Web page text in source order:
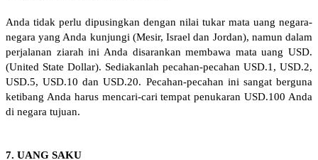
Anda tidak perlu dipusingkan dengan nilai tukar mata uang negara-
negara yang Anda kunjungi (Mesir, Israel dan Jordan), namun dalam
perjalanan ziarah ini Anda disarankan membawa mata uang USD.
(United State Dollar). Sediakanlah pecahan-pecahan USD.1, USD.2,
USD.5, USD.10 dan USD.20. Pecahan-pecahan ini sangat berguna
ketibang Anda harus mencari-cari tempat penukaran USD.100 Anda
di negara tujuan.
7. UANG SAKU